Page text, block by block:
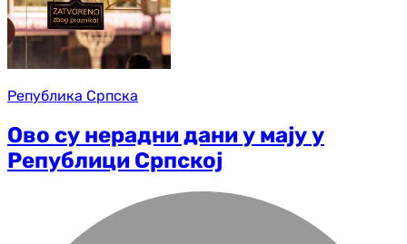
Република Српска
Ово су нерадни дани у мају у
Републици Српској